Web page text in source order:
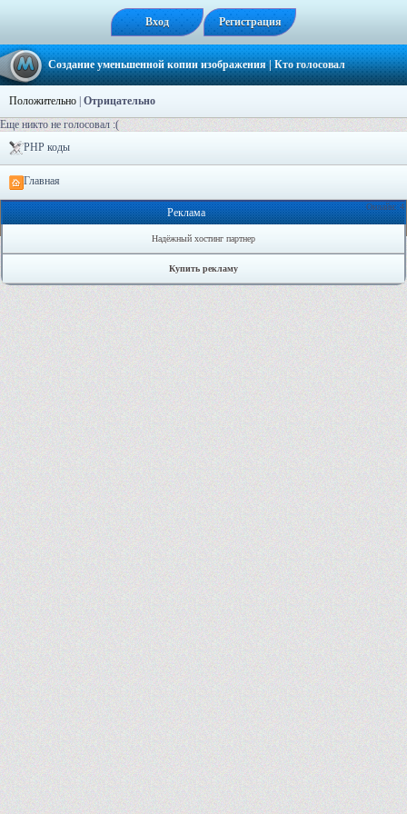
Вход Регистрация
Создание уменьшенной копии изображения| Кто голосовал
Положительно Отрицательно
Еще никто не голосовал :(
PHP коды
Главная
Онлайн: 4
Реклама
Надёжный хостинг партнер
Купить рекламу